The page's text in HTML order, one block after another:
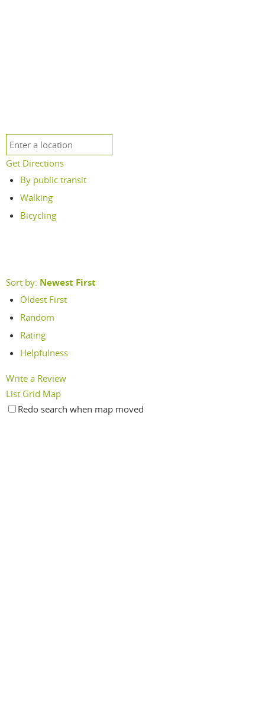
Get Directions
By public transit
Walking
Bicycling
Sort by: Newest First
Oldest First
Random
Rating
Helpfulness
Write a Review
List Grid Map
Redo search when map moved